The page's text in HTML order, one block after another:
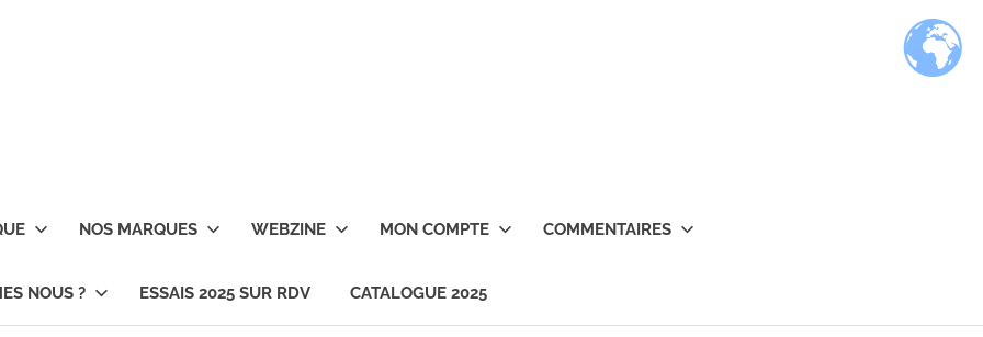
NOS MARQUES WEBZINE MON COMPTE COMMENTAIRES
NOUS ? ESSAIS 2025 SUR RDV CATALOGUE 2025